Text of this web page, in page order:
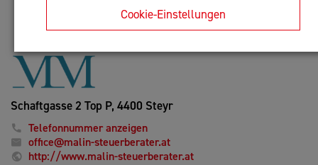
Cookie-Einstellungen
Anfrage oder Rückruf
Schaftgasse 2 Top P, 4400 Steyr
Telefonnummer anzeigen
office@malin-steuerberater.at
http://www.malin-steuerberater.at